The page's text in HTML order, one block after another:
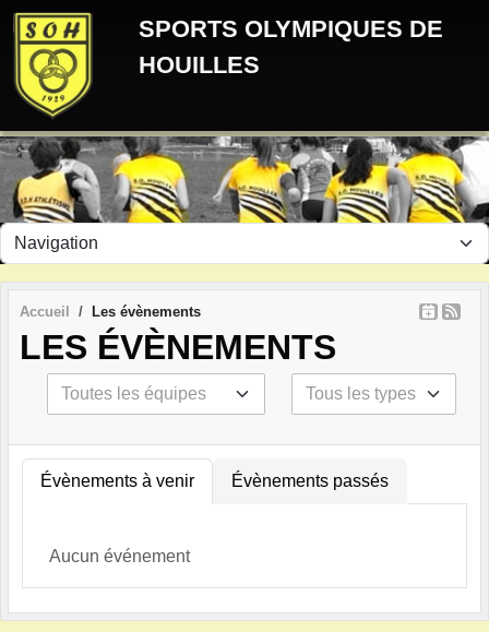
SPORTS OLYMPIQUES DE
HOUILLES
Accueil Les évènements
LES ÉVÈNEMENTS
Évènements à venir Évènements passés
Aucun événement
Panneau de gestion des cookies